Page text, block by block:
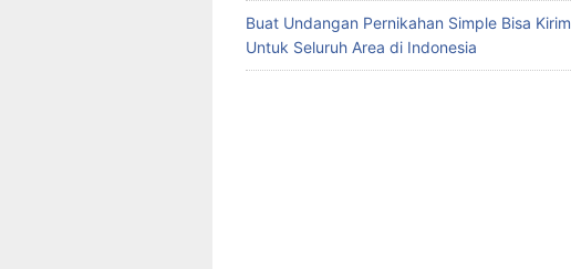
Buat Undangan Pernikahan Simple Bisa Kirim
Untuk Seluruh Area di Indonesia